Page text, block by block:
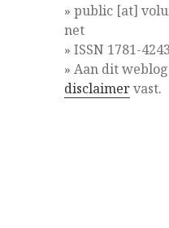
» public [at]
net
» ISSN 1781-4243
» Aan dit
disclaimervast.